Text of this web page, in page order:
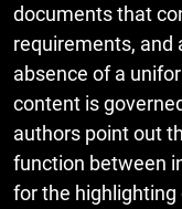
documents that
requirements, and
absence of a
content is
authors point out
function between
for the